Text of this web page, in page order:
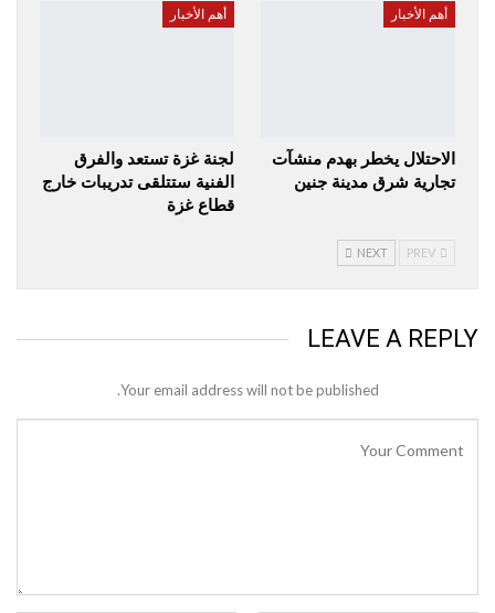
أهم الأخبار
الاحتلال يخطر بهدم منشآت
تجارية شرق مدينة جنين
أهم الأخبار
لجنة غزة تستعد والفرق
الفنية ستتلقى تدريبات خارج
قطاع غزة
NEXT
LEAVE A REPLY
Your email address will not be published.